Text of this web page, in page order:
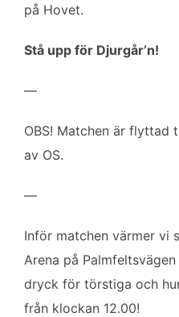
på Hovet.
Stå upp för Djurgår’n!
—
OBS! Matchen är flyttad
av OS.
—
Inför matchen värmer vi
Arena på
dryck för törstiga och
från klockan 12.00!